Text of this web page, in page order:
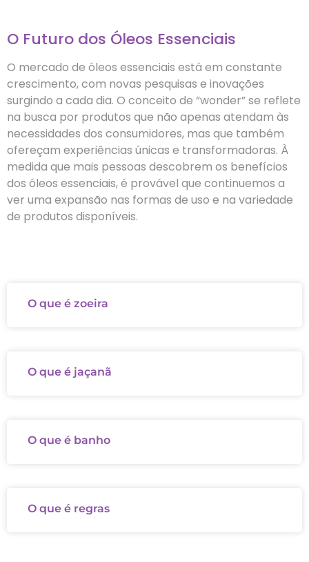
O Futuro dos Óleos Essenciais
O mercado de óleos essenciais está em constante
crescimento, com novas pesquisas e inovações
surgindo a cada dia. O conceito de “wonder” se reflete
na busca por produtos que não apenas atendam às
necessidades dos consumidores, mas que também
ofereçam experiências únicas e transformadoras. À
medida que mais pessoas descobrem os benefícios
dos óleos essenciais, é provável que continuemos a
ver uma expansão nas formas de uso e na variedade
de produtos disponíveis.
O que é zoeira
O que é jaçanã
O que é banho
O que é regras